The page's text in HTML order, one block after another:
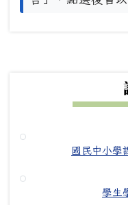
國民中小學
學生